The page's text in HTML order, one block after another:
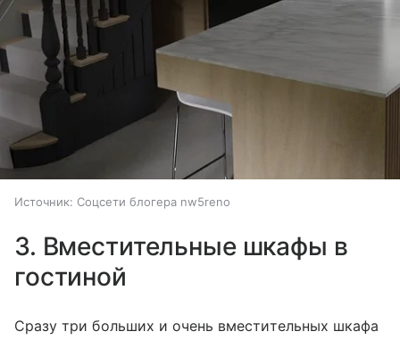
Источник: Соцсети блогера nw5reno
3. Вместительные шкафы в
гостиной
Сразу три больших и очень вместительных шкафа